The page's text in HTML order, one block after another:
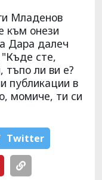
Младенов
към онези
Дара далеч
"Къде сте,
тъпо ли ви е?
публикации в
момиче, ти си
Тwitter